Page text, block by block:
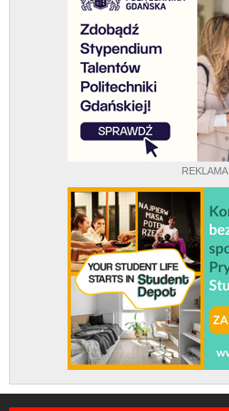
REKLAMA